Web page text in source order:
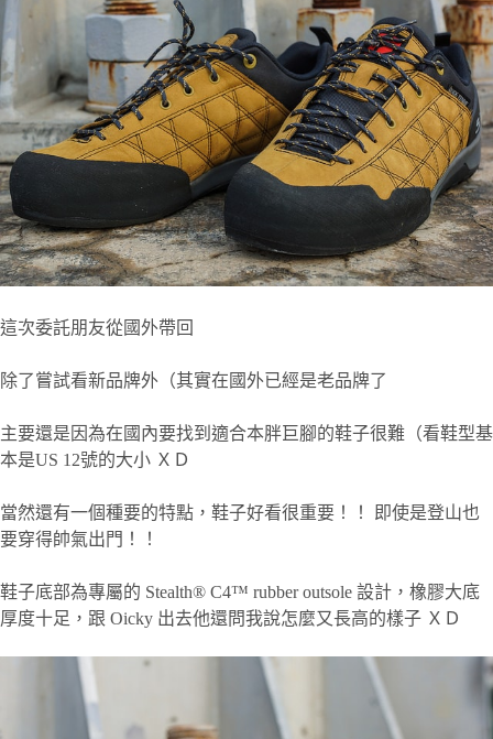
這次委託朋友從國外帶回
除了嘗試看新品牌外（其實在國外已經是老品牌了
主要還是因為在國內要找到適合本胖巨腳的鞋子很難（看鞋型基
本是US 12號的大小 ＸＤ
當然還有一個種要的特點，鞋子好看很重要！！ 即使是登山也
要穿得帥氣出門！！
鞋子底部為專屬的 Stealth® C4™ rubber outsole 設計，橡膠大底
厚度十足，跟 Oicky 出去他還問我說怎麼又長高的樣子 ＸＤ